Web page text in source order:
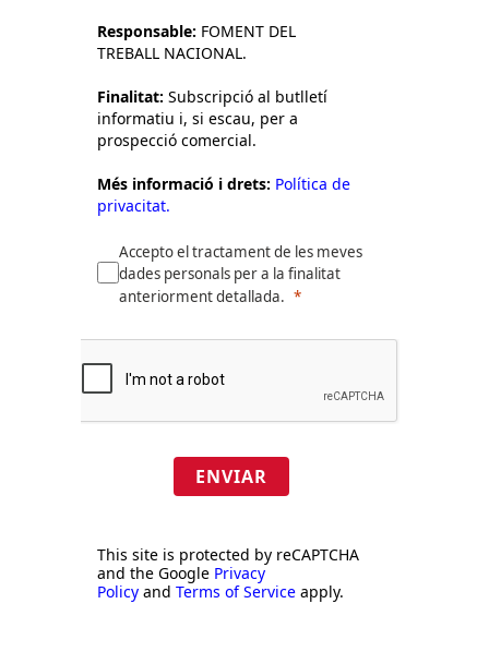
Responsable: FOMENT DEL
TREBALL NACIONAL.
Finalitat: Subscripció al butlletí
informatiu i, si escau, per a
prospecció comercial.
Més informació i drets: Política de
privacitat.
Accepto el tractament de les meves
dades personals per a la finalitat
anteriorment detallada.
ENVIAR
This site is protected by reCAPTCHA
and the Google Privacy
Policy and Terms of Service apply.